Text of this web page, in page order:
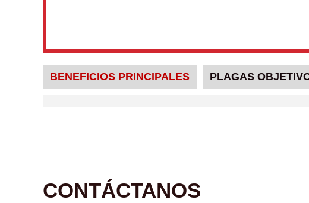
BENEFICIOS PRINCIPALES PLAGAS
CONTÁCTANOS